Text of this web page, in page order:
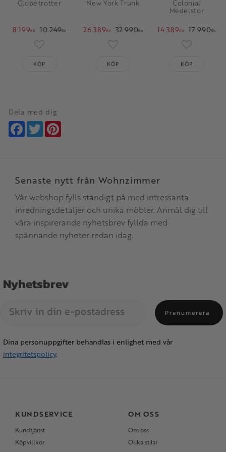
Globetrotter
8 199KR 10 249KR
KÖP
New York Trunk
26 389KR 32 990KR
KÖP
Colonial
Medelstor
14 389KR 17 990KR
KÖP
Dela med dig
Facebook
Twitter
Senaste nytt från Wohnzimmer
Vår webshop fylls ständigt på med intressanta
inredningsdetaljer och unika möbler. Anmäl dig till
våra inspirerande nyhetsbrev fyllda med
spännande nyheter redan idag.
Nyhetsbrev
Prenumerera
Dina personuppgifter behandlas i enlighet med vår
integritetspolicy.
KUNDSERVICE
Kundtjänst
Köpvillkor
OM OSS
Om oss
Olika stilar